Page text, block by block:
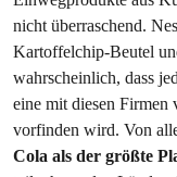
nicht überraschend.
Kartoffelchip-Beutel
wahrscheinlich, dass
eine mit diesen Firmen
vorfinden wird. Von
Cola als der größte